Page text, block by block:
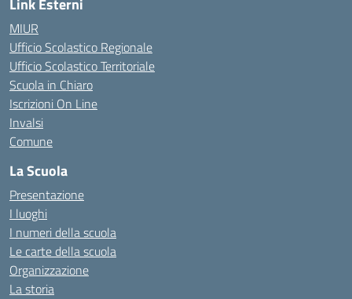
Link Esterni
MIUR
Ufficio Scolastico Regionale
Ufficio Scolastico Territoriale
Scuola in Chiaro
Iscrizioni On Line
Invalsi
Comune
La Scuola
Presentazione
I luoghi
I numeri della scuola
Le carte della scuola
Organizzazione
La storia